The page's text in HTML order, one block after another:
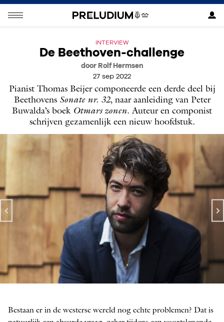
INTERVIEW
De Beethoven-challenge
door Rolf Hermsen
27 sep 2022
Pianist Thomas Beijer componeerde een derde deel bij
Beethovens Sonate nr. 32, naar aanleiding van Peter
Buwalda’s boek Otmars zonen. Auteur en componist
schrijven gezamenlijk een nieuw hoofdstuk.
Bestaan er in de westerse wereld nog echte problemen? Dat is